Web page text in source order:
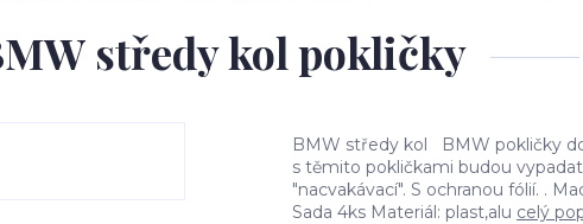
středy kol pokličky
BMW středy kol BMW pokličky
s těmito pokličkami budou
"nacvakávací". S ochranou fólií. .
Sada 4ks Materiál: plast,alu celý